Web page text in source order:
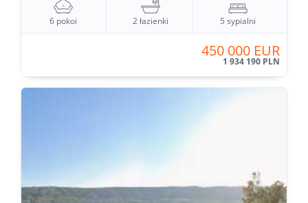
6 pokoi 2 łazienki 5 sypialni
450 000 EUR
1 934 190 PLN